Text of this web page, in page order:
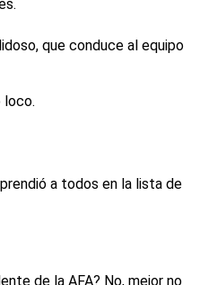
que conduce al equipo
loco.
a todos en la lista de
de la AFA? No, mejor no